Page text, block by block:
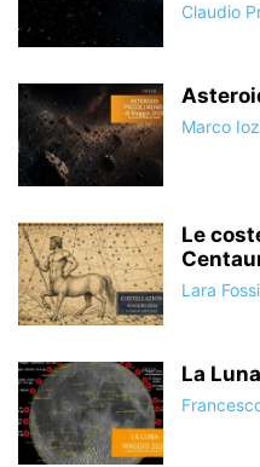
Claudio
Marco
Le
Lara Fossi
La